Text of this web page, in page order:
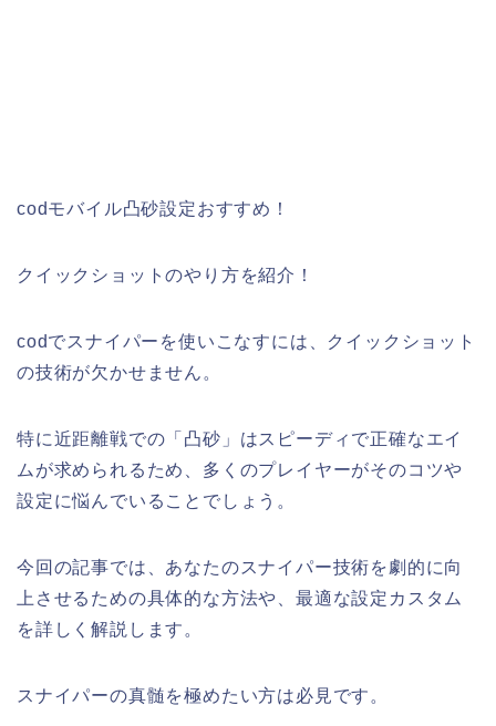
codモバイル凸砂設定おすすめ！
クイックショットのやり方を紹介！
codでスナイパーを使いこなすには、クイックショット
の技術が欠かせません。
特に近距離戦での「凸砂」はスピーディで正確なエイ
ムが求められるため、多くのプレイヤーがそのコツや
設定に悩んでいることでしょう。
今回の記事では、あなたのスナイパー技術を劇的に向
上させるための具体的な方法や、最適な設定カスタム
を詳しく解説します。
スナイパーの真髄を極めたい方は必見です。